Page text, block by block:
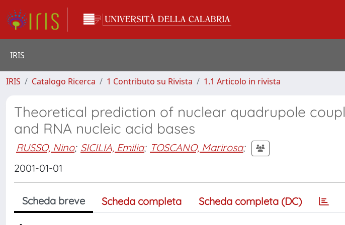
IRIS
IRIS Catalogo Ricerca 1 Contributo su Rivista 1.1 Articolo in rivista
Theoretical prediction of nuclear quadrupole
and RNA nucleic acid bases
RUSSO, Nino; SICILIA, Emilia; TOSCANO, Marirosa;
2001-01-01
Scheda breve Scheda completa Scheda completa (DC)